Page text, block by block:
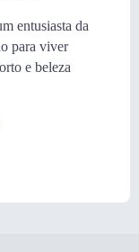
entusiasta da
para viver
e beleza